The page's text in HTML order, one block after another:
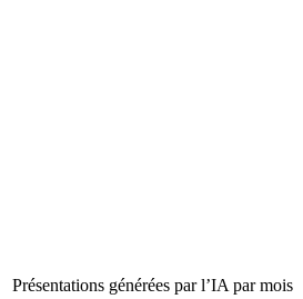
Présentations générées par l’IA par mois